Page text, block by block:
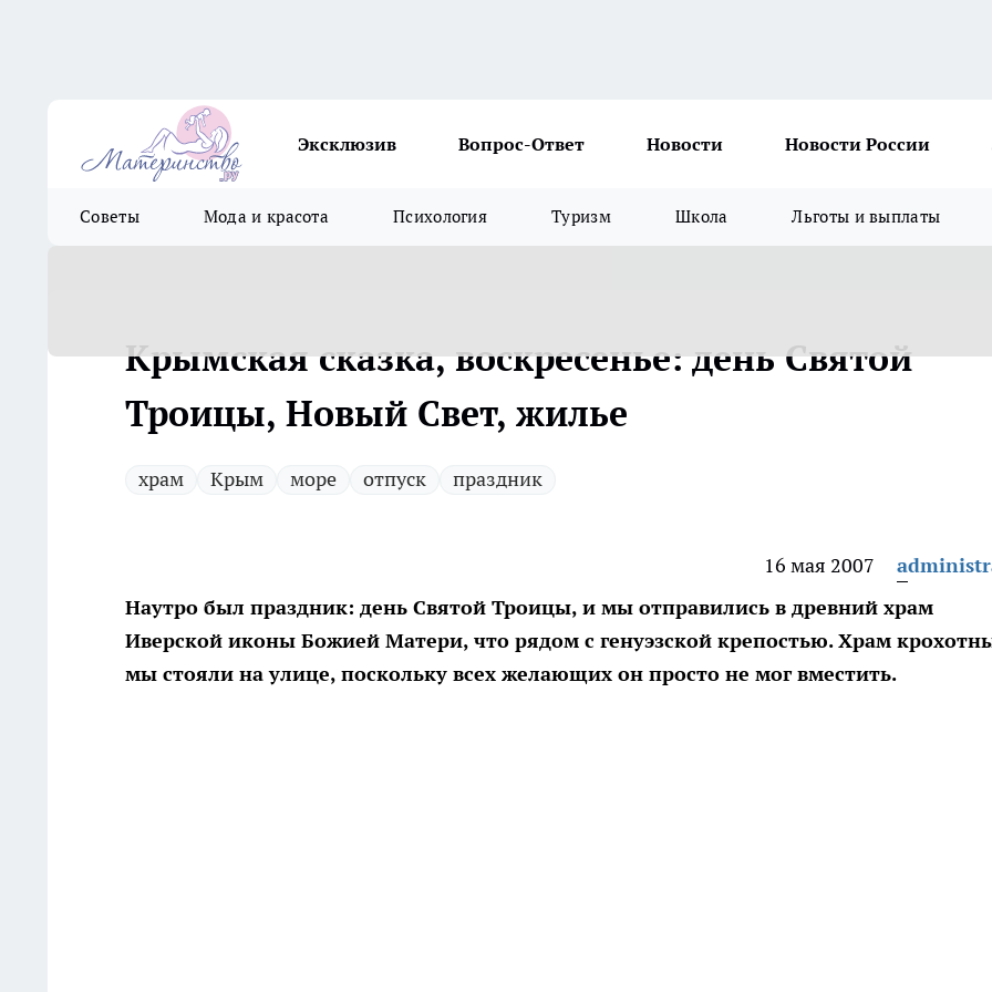
Эксклюзив Вопрос-Ответ Новости Новости России
Советы Мода и красота Психология Туризм Школа Льготы и выплаты
Крымская сказка, воскресенье: день Святой
Троицы, Новый Свет, жилье
храм Крым море отпуск праздник
16 мая 2007
Наутро был праздник: день Святой Троицы, и мы отправились в древний храм
Иверской иконы Божией Матери, что рядом с генуэзской крепостью. Храм
мы стояли на улице, поскольку всех желающих он просто не мог вместить.